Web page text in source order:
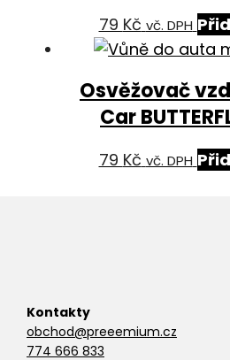
79 Kč vč. DPH
Osvěžovač
Car
79 Kč vč. DPH
Kontakty
obchod@preeemium.cz
774 666 833